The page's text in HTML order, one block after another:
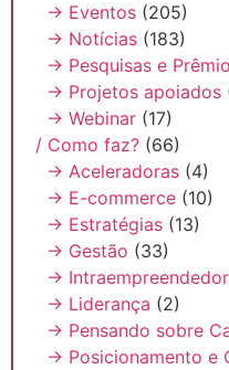
→ Eventos (205)
→ Notícias (183)
→ Pesquisas e
→ Projetos apoiados
→ Webinar (17)
/ Como faz? (66)
→ Aceleradoras (4)
→ E-commerce (10)
→ Estratégias (13)
→ Gestão (33)
→
→ Liderança (2)
→ Pensando sobre
→ Posicionamento e